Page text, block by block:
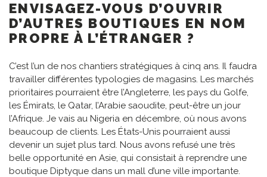
ENVISAGEZ-VOUS D’OUVRIR
D’AUTRES BOUTIQUES EN NOM
PROPRE À L’ÉTRANGER ?
C’est l’un de nos chantiers stratégiques à cinq ans. Il faudra
travailler différentes typologies de magasins. Les marchés
prioritaires pourraient être l’Angleterre, les pays du Golfe,
les Émirats, le Qatar, l’Arabie saoudite, peut-être un jour
l’Afrique. Je vais au Nigeria en décembre, où nous avons
beaucoup de clients. Les États-Unis pourraient aussi
devenir un sujet plus tard. Nous avons refusé une très
belle opportunité en Asie, qui consistait à reprendre une
boutique Diptyque dans un mall d’une ville importante.